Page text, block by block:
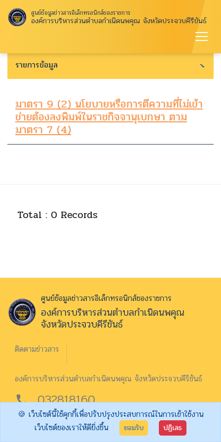
ศูนย์ข้อมูลข่าวสารอิเล็กทรอนิกส์ของราชการ
องค์การบริหารส่วนตำบลกำเนิดนพคุณ จังหวัดประจวบคีรีขันธ์
รายการข้อมูล
มาตรา 9 (2) นโยบายหรือการตีความที่ไม่เข้า
ข่ายต้องลงพิมพ์ในราชกิจจานุเบกษา ตาม
มาตรา 7 (4)
Total : 0 Records
ศูนย์ข้อมูลข่าวสารอิเล็กทรอนิกส์ของราชการ
องค์การบริหารส่วนตำบลกำเนิดนพคุณ
จังหวัดประจวบคีรีขันธ์
ติดตามข่าวสาร
องค์การบริหารส่วนตำบลกำเนิดนพคุณ จังหวัดประจวบคีรีขันธ์
call 032818160
จำนวนผู้เข้าชม 05278
🍪 เว็บไซต์นี้ใช้คุกกี้เพื่อปรับปรุงประสบการณ์ในการเข้าใช้งาน
เว็บไซต์ของเราให้ดียิ่งขึ้น
ยอมรับ ปฏิเสธ